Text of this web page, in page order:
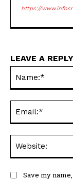
https://
LEAVE A REPLY
Save my